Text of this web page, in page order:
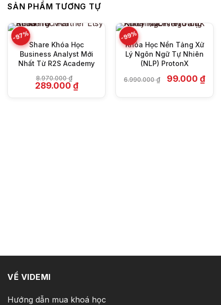
SẢN PHẨM TƯƠNG TỰ
-97%
Share Khóa Học
Business Analyst Mới
Nhất Từ R2S Academy
8.970.000₫
Giá
gốc
289.000₫Giá
hiện
-99%
Khóa Học Nền Tảng Xử
Lý Ngôn Ngữ Tự Nhiên
(NLP) ProtonX
6.990.000₫ Giá
gốc
99.000₫Giá
VỀ VIDEMI
Hướng dẫn mua khoá học